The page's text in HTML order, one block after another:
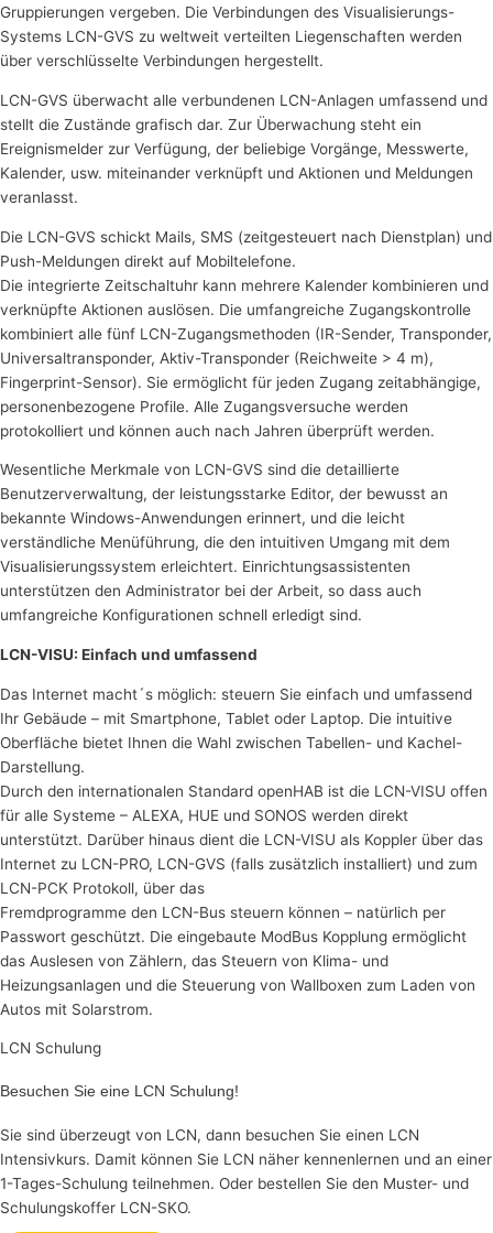
Gruppierungen vergeben. Die Verbindungen des Visualisierungs-
Systems LCN-GVS zu weltweit verteilten Liegenschaften werden
über verschlüsselte Verbindungen hergestellt.
LCN-GVS überwacht alle verbundenen LCN-Anlagen umfassend und
stellt die Zustände grafisch dar. Zur Überwachung steht ein
Ereignismelder zur Verfügung, der beliebige Vorgänge, Messwerte,
Kalender, usw. miteinander verknüpft und Aktionen und Meldungen
veranlasst.
Die LCN-GVS schickt Mails, SMS (zeitgesteuert nach Dienstplan) und
Push-Meldungen direkt auf Mobiltelefone.
Die integrierte Zeitschaltuhr kann mehrere Kalender kombinieren und
verknüpfte Aktionen auslösen. Die umfangreiche Zugangskontrolle
kombiniert alle fünf LCN-Zugangsmethoden (IR-Sender, Transponder,
Universaltransponder, Aktiv-Transponder (Reichweite > 4 m),
Fingerprint-Sensor). Sie ermöglicht für jeden Zugang zeitabhängige,
personenbezogene Profile. Alle Zugangsversuche werden
protokolliert und können auch nach Jahren überprüft werden.
Wesentliche Merkmale von LCN-GVS sind die detaillierte
Benutzerverwaltung, der leistungsstarke Editor, der bewusst an
bekannte Windows-Anwendungen erinnert, und die leicht
verständliche Menüführung, die den intuitiven Umgang mit dem
Visualisierungssystem erleichtert. Einrichtungsassistenten
unterstützen den Administrator bei der Arbeit, so dass auch
umfangreiche Konfigurationen schnell erledigt sind.
LCN-VISU: Einfach und umfassend
Das Internet macht´s möglich: steuern Sie einfach und umfassend
Ihr Gebäude – mit Smartphone, Tablet oder Laptop. Die intuitive
Oberfläche bietet Ihnen die Wahl zwischen Tabellen- und Kachel-
Darstellung.
Durch den internationalen Standard openHAB ist die LCN-VISU offen
für alle Systeme – ALEXA, HUE und SONOS werden direkt
unterstützt. Darüber hinaus dient die LCN-VISU als Koppler über das
Internet zu LCN-PRO, LCN-GVS (falls zusätzlich installiert) und zum
LCN-PCK Protokoll, über das
Fremdprogramme den LCN-Bus steuern können – natürlich per
Passwort geschützt. Die eingebaute ModBus Kopplung ermöglicht
das Auslesen von Zählern, das Steuern von Klima- und
Heizungsanlagen und die Steuerung von Wallboxen zum Laden von
Autos mit Solarstrom.
LCN Schulung
Besuchen Sie eine LCN Schulung!
Sie sind überzeugt von LCN, dann besuchen Sie einen LCN
Intensivkurs. Damit können Sie LCN näher kennenlernen und an einer
1-Tages-Schulung teilnehmen. Oder bestellen Sie den Muster- und
Schulungskoffer LCN-SKO.